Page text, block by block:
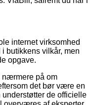
internet virksomhed
butikkens vilkår, men
opgave.
nærmere på om
det bør være en
de officielle